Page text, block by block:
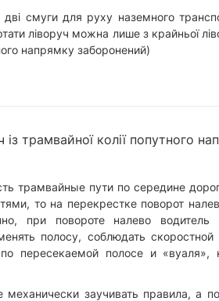
смуги для руху наземного
ліворуч можна лише з крайньої
напрямку заборонений)
трамвайної колії попутного
трамвайные пути по середине
то на перекрестке поворот
при повороте налево водитель
полосу, соблюдать
пересекаемой полосе и «вуаля»,
заучивать правила, а